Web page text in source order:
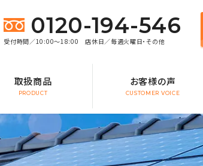
0120-194-546
受付時間／10:00～18:00 店休日／毎週火曜日・その他
取扱商品
PRODUCT
お客様の声
CUSTOMER VOICE